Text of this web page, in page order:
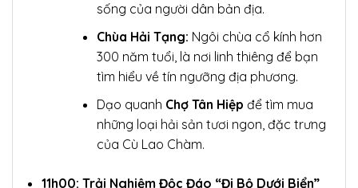
sống của người dân bản địa.
Chùa Hải Tạng: Ngôi chùa cổ kính hơn
300 năm tuổi, là nơi linh thiêng để bạn
tìm hiểu về tín ngưỡng địa phương.
Dạo quanh Chợ Tân Hiệp để tìm mua
những loại hải sản tươi ngon, đặc trưng
của Cù Lao Chàm.
11h00: Trải Nghiệm Độc Đáo “Đi Bộ Dưới Biển”